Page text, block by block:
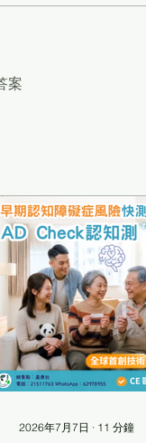
案
2026年7月7日 ∙ 11 分鐘